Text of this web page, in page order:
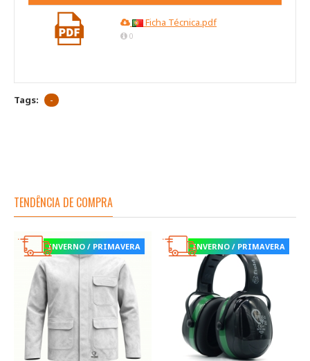
Ficha Técnica.pdf
0
Tags: -
TENDÊNCIA DE COMPRA
INVERNO / PRIMAVERA INVERNO / PRIMAVERA